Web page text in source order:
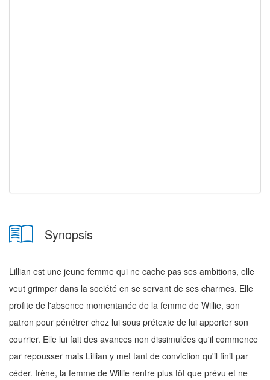
Synopsis
Lillian est une jeune femme qui ne cache pas ses ambitions, elle
veut grimper dans la société en se servant de ses charmes. Elle
profite de l'absence momentanée de la femme de Willie, son
patron pour pénétrer chez lui sous prétexte de lui apporter son
courrier. Elle lui fait des avances non dissimulées qu'il commence
par repousser mais Lillian y met tant de conviction qu'il finit par
céder. Irène, la femme de Willie rentre plus tôt que prévu et ne